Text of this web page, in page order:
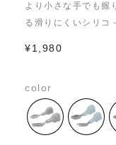
より小さな手でも握
る滑りにくいシリコ
¥1,980
color